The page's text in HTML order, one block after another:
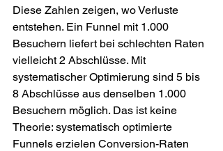
Diese Zahlen zeigen, wo Verluste
entstehen. Ein Funnel mit 1.000
Besuchern liefert bei schlechten Raten
vielleicht 2 Abschlüsse. Mit
systematischer Optimierung sind 5 bis
8 Abschlüsse aus denselben 1.000
Besuchern möglich. Das ist keine
Theorie: systematisch optimierte
Funnels erzielen Conversion-Raten